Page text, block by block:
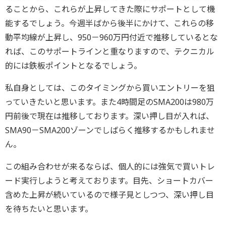
ることから、これらが上昇してきた際にサポートとして機
能するでしょう。今週半ばから後半にかけて、これらの移
動平均線が上昇し、950－960万円付近で推移しているとな
れば、このサポートラインと重なりますので、テクニカル
的には鉄板ポイントとなるでしょう。
私自身としては、このタイミングから買いエントリーを狙
っていきたいと思います。また4時間足のSMA200は980万
円前後で現在は推移しております。深い押し目が入れば、
SMA90－SMA200ゾーンでしばらく推移するかもしれませ
ん。
この組み合わせが来るならば、個人的には強気で買いトレ
ード実行しようと考えております。目先、ショートカバー
含めた上昇が続いているので様子見としつつ、深い押し目
を待ちたいと思います。